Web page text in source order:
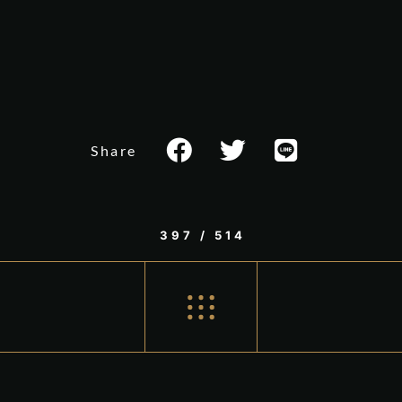
Share
397 / 514